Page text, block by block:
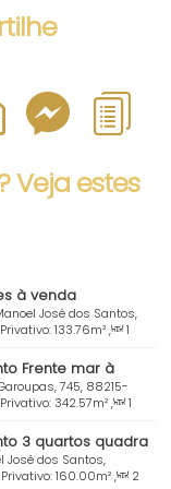
Veja estes
à venda
SC
José dos Santos,
Brasil
Privativo:133.76m²,
1
, 3 Vaga(s) ,
Útil:
Frente mar à
745, 88215-
Brasil
Privativo: 342.57m²,
1
, 2 Vaga(s) ,
Útil:
3 quartos quadra
José dos Santos,
Brasil
Privativo:160.00m²,
2